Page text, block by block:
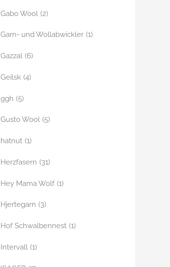
Gabo Wool (2)
Garn- und Wollabwickler (1)
Gazzal (6)
Geilsk (4)
ggh (5)
Gusto Wool (5)
hatnut (1)
Herzfasern (31)
Hey Mama Wolf (1)
Hjertegarn (3)
Hof Schwalbennest (1)
Intervall (1)